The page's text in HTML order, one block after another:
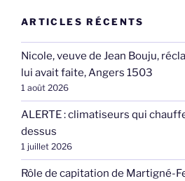
ARTICLES RÉCENTS
Nicole, veuve de Jean Bouju,
lui avait faite, Angers 1503
1 août 2026
ALERTE : climatiseurs qui
dessus
1 juillet 2026
Rôle de capitation de Martigné-